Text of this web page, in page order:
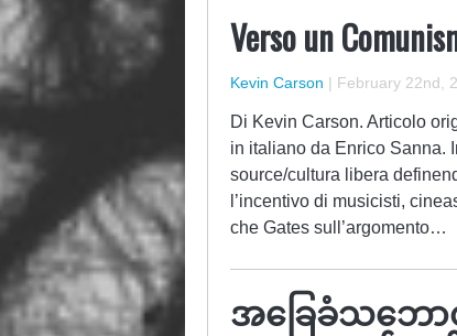
Verso un
Kevin Carson | February 22nd,
Di Kevin Carson. Articolo
in italiano da Enrico Sanna.
source/cultura libera
l’incentivo di musicisti,
che Gates sull’argomento…
အခြေခံသဘော